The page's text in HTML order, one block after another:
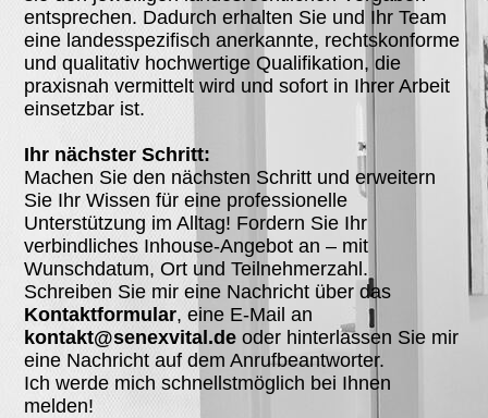
entsprechen. Dadurch erhalten Sie und Ihr Team
eine landesspezifisch anerkannte, rechtskonforme
und qualitativ hochwertige Qualifikation, die
praxisnah vermittelt wird und sofort in Ihrer Arbeit
einsetzbar ist.
Ihr nächster Schritt:
Machen Sie den nächsten Schritt und erweitern
Sie Ihr Wissen für eine professionelle
Unterstützung im Alltag! Fordern Sie Ihr
verbindliches Inhouse-Angebot an – mit
Wunschdatum, Ort und Teilnehmerzahl.
Schreiben Sie mir eine Nachricht über das
Kontaktformular, eine E-Mail an
kontakt@senexvital.de oder hinterlassen Sie mir
eine Nachricht auf dem Anrufbeantworter.
Ich werde mich schnellstmöglich bei Ihnen
melden!